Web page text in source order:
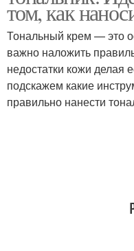
том, как
Тональный крем — это
важно наложить
недостатки кожи делая
подскажем какие
правильно нанести